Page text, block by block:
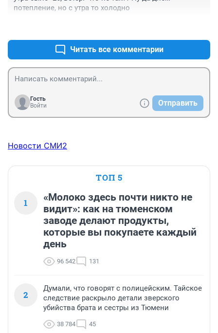
потепление, но с утра то холодно
Читать все комментарии
Гость
Войти
Отправить
Новости СМИ2
ТОП 5
1
«Молоко здесь почти никто не
видит»: как на тюменском
заводе делают продукты,
которые вы покупаете каждый
день
96 542 131
2
Думали, что говорят с полицейским. Тайское
следствие раскрыло детали зверского
убийства брата и сестры из Тюмени
38 784 45